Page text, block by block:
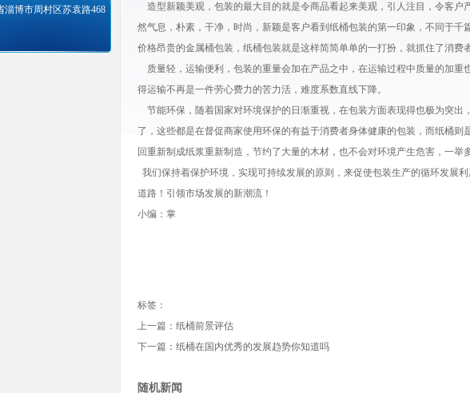
博市周村区苏袁路468
造型新颖美观，包装的最大目的就是令商品看起来美观，引人注目，令客户
然气息，朴素，干净，时尚，新颖是客户看到纸桶包装的第一印象，不同于千
价格昂贵的金属桶包装，纸桶包装就是这样简简单单的一打扮，就抓住了消费
质量轻，运输便利，包装的重量会加在产品之中，在运输过程中质量的加重
得运输不再是一件劳心费力的苦力活，难度系数直线下降。
节能环保，随着国家对环境保护的日渐重视，在包装方面表现得也极为突出
了，这些都是在督促商家使用环保的有益于消费者身体健康的包装，而纸桶则
回重新制成纸浆重新制造，节约了大量的木材，也不会对环境产生危害，一举多
我们保持着保护环境，实现可持续发展的原则，来促使包装生产的循环发展
道路！引领市场发展的新潮流！
小编：掌
标签：
上一篇： 纸桶前景评估
下一篇： 纸桶在国内优秀的发展趋势你知道吗
随机新闻